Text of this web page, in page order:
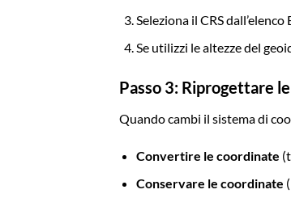
Seleziona il CRS
Se utilizzi le altezze del
Passo 3: Riprogettare
Quando cambi il sistema di
Convertire le coordinate
Conservare le coordinate